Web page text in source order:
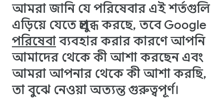
আমরা জানি যে পরিষেবার এই শর্তগুলি
এড়িয়ে যেতে প্রলুব্ধ করছে, তবে Google
পরিষেবাব্যবহার করার কারণে আপনি
আমাদের থেকে কী আশা করছেন এবং
আমরা আপনার থেকে কী আশা করছি,
তা বুঝে নেওয়া অত্যন্ত গুরুত্বপূর্ণ।